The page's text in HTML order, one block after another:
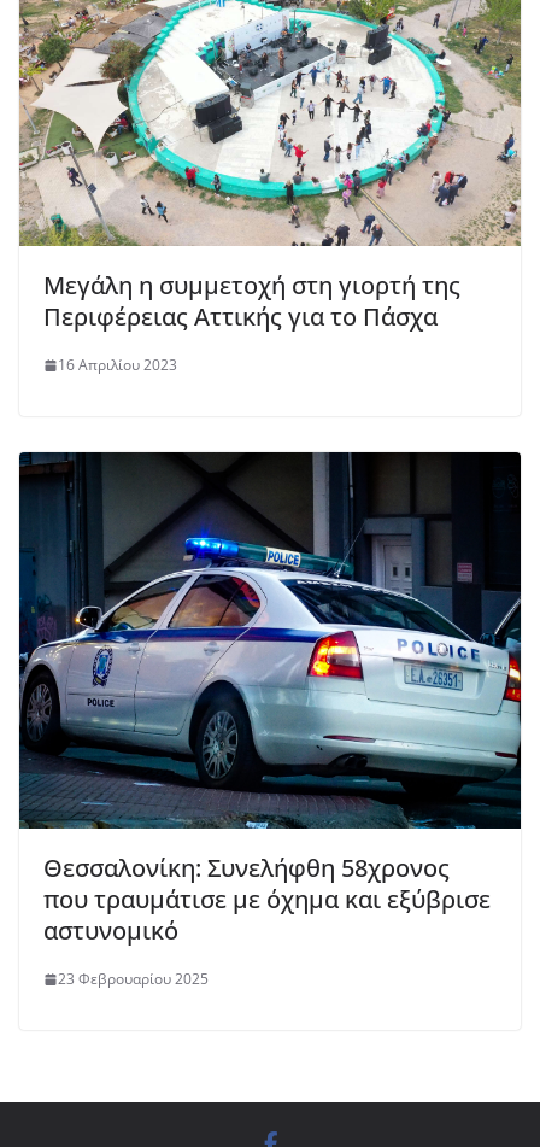
Μεγάλη η συμμετοχή στη γιορτή της
Περιφέρειας Αττικής για το Πάσχα
16 Απριλίου 2023
Θεσσαλονίκη: Συνελήφθη 58χρονος
που τραυμάτισε με όχημα και εξύβρισε
αστυνομικό
23 Φεβρουαρίου 2025